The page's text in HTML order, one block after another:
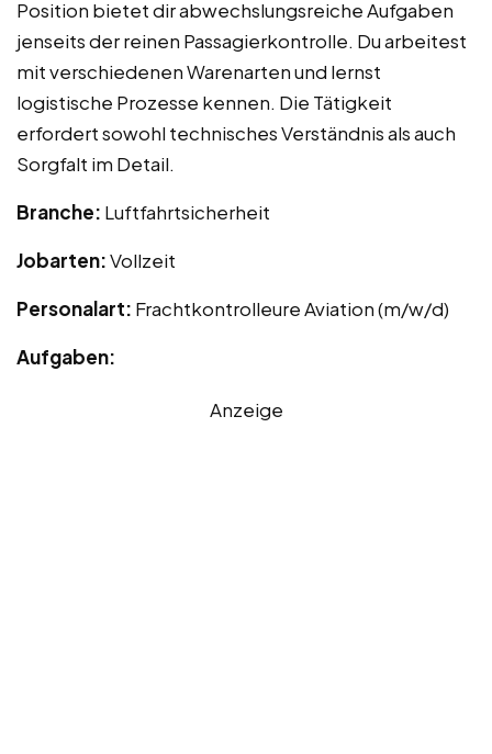
Position bietet dir abwechslungsreiche Aufgaben
jenseits der reinen Passagierkontrolle. Du arbeitest
mit verschiedenen Warenarten und lernst
logistische Prozesse kennen. Die Tätigkeit
erfordert sowohl technisches Verständnis als auch
Sorgfalt im Detail.
Branche: Luftfahrtsicherheit
Jobarten:Vollzeit
Personalart: Frachtkontrolleure Aviation (m/w/d)
Aufgaben:
Anzeige